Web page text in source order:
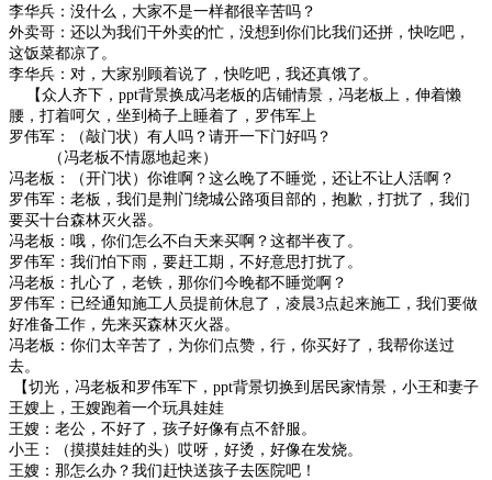
李华兵：没什么，大家不是一样都很辛苦吗？
外卖哥：还以为我们干外卖的忙，没想到你们比我们还拼，快吃吧，
这饭菜都凉了。
李华兵：对，大家别顾着说了，快吃吧，我还真饿了。
【众人齐下， ppt背景换成冯老板的店铺情景，冯老板上，伸着懒
腰，打着呵欠，坐到椅子上睡着了，罗伟军上
罗伟军：（敲门状）有人吗？请开一下门好吗？
（冯老板不情愿地起来）
冯老板：（开门状）你谁啊？这么晚了不睡觉，还让不让人活啊？
罗伟军：老板，我们是荆门绕城公路项目部的，抱歉，打扰了，我们
要买十台森林灭火器。
冯老板：哦，你们怎么不白天来买啊？这都半夜了。
罗伟军：我们怕下雨，要赶工期，不好意思打扰了。
冯老板：扎心了，老铁，那你们今晚都不睡觉啊？
罗伟军：已经通知施工人员提前休息了，凌晨3点起来施工，我们要做
好准备工作，先来买森林灭火器。
冯老板：你们太辛苦了，为你们点赞，行，你买好了，我帮你送过
去。
【切光，冯老板和罗伟军下， ppt背景切换到居民家情景，小王和妻子
王嫂上，王嫂跑着一个玩具娃娃
王嫂：老公，不好了，孩子好像有点不舒服。
小王：（摸摸娃娃的头）哎呀，好烫，好像在发烧。
王嫂：那怎么办？我们赶快送孩子去医院吧！